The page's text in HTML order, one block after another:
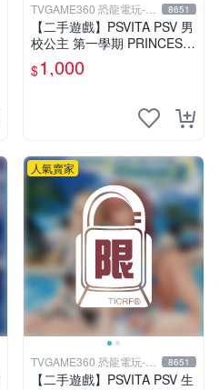
TVGAME360 恐龍電玩-台
中店
8651
【二手遊戲】PSVITA PSV 男
校公主 第一學期 PRINCESS
DAYS 日文版【台中恐龍電
玩】
$1,000
人氣賣家
TVGAME360 恐龍電玩-台
中店
8651
【二手遊戲】PSVITA PSV 生